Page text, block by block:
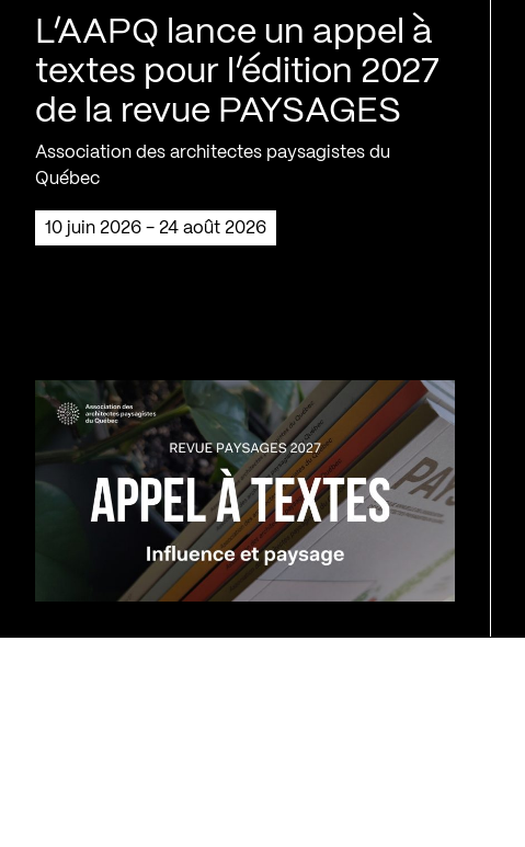
L’AAPQ lance un appel à
textes pour l’édition 2027
de la revue PAYSAGES
Association des architectes paysagistes du
Québec
10 juin 2026 - 24 août 2026